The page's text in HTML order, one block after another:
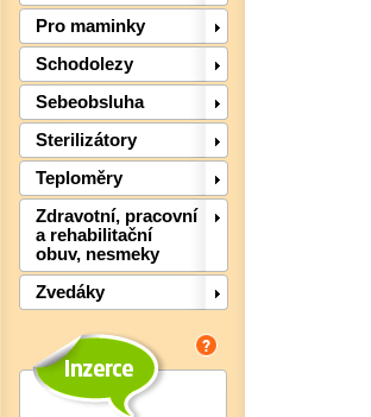
Pro maminky
Schodolezy
Sebeobsluha
Sterilizátory
Teploměry
Zdravotní, pracovní
a rehabilitační
obuv, nesmeky
Zvedáky